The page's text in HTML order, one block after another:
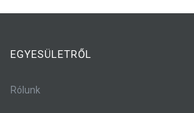
EGYESÜLETRŐL
Rólunk